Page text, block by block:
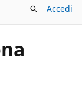
Accedi